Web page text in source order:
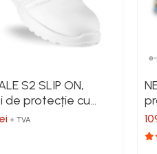
pot contine inadvertente;
S2 SLIP ON,
de protecție cu
rapidă, bombeu
+ TVA